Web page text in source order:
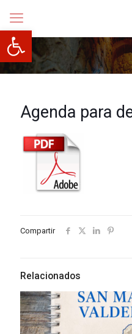
Abrir barra de herramientas
Agenda para
Compartir
Relacionados